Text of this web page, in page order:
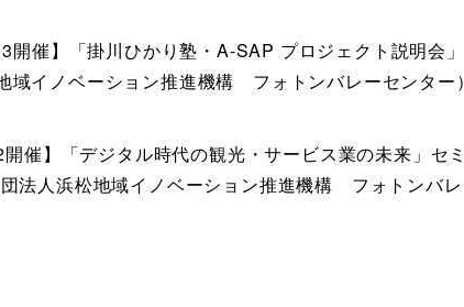
開催】「掛川ひかり塾・A-SAP プロジェクト説明会」
域イノベーション推進機構 フォトンバレーセンター）
開催】「デジタル時代の観光・サービス業の未来」セミ
法人浜松地域イノベーション推進機構 フォトンバレ